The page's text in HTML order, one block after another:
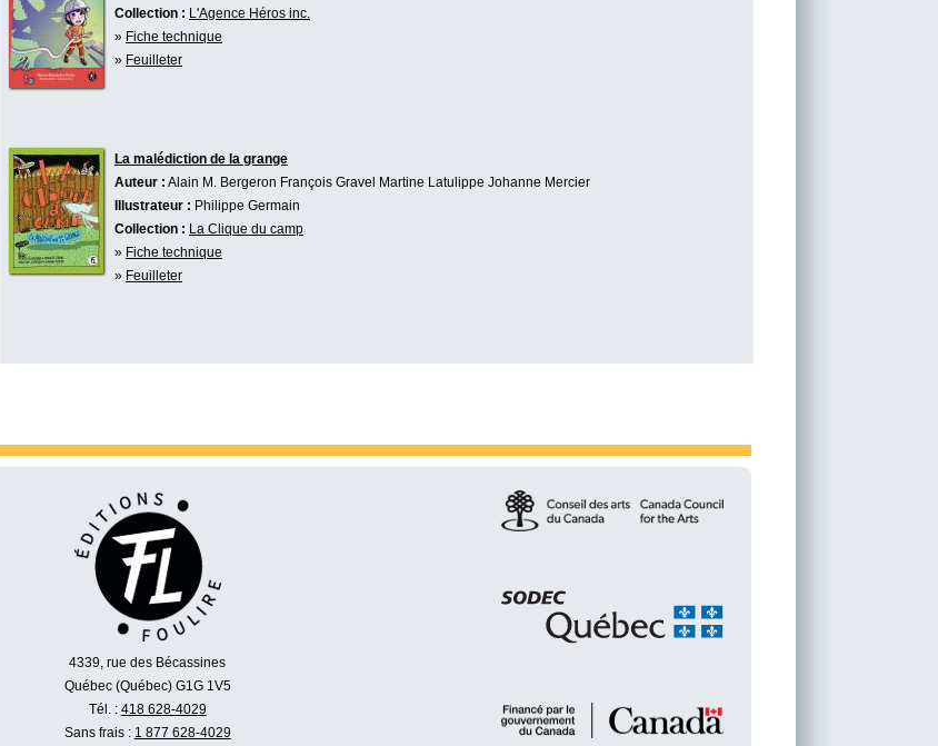
Collection : L'Agence Héros inc.
» Fiche technique
» Feuilleter
La malédiction de la grange
Auteur : Alain M. Bergeron François Gravel Martine Latulippe Johanne Mercier
Illustrateur : Philippe Germain
Collection : La Clique du camp
» Fiche technique
» Feuilleter
4339, rue des Bécassines
Québec (Québec) G1G 1V5
Tél. : 418 628-4029
Sans frais : 1 877 628-4029